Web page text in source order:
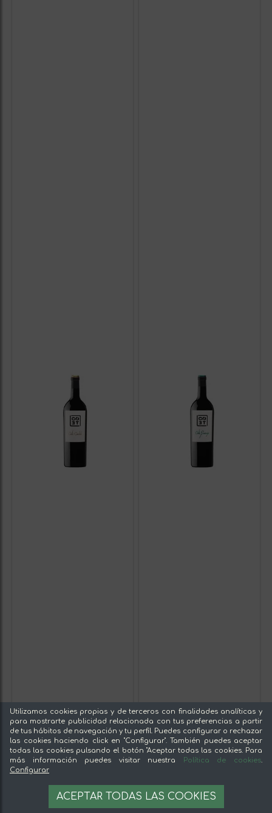
Utilizamos cookies propias y de terceros con finalidades analíticas y
para mostrarte publicidad relacionada con tus preferencias a partir
de tus hábitos de navegación y tu perfil. Puedes configurar o rechazar
las cookies haciendo click en "Configurar". También puedes aceptar
todas las cookies pulsando el botón "Aceptar todas las cookies. Para
más información puedes visitar nuestra
Política de cookies.
Configurar
ACEPTAR TODAS LAS COOKIES